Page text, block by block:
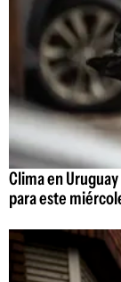
Clima en
para este